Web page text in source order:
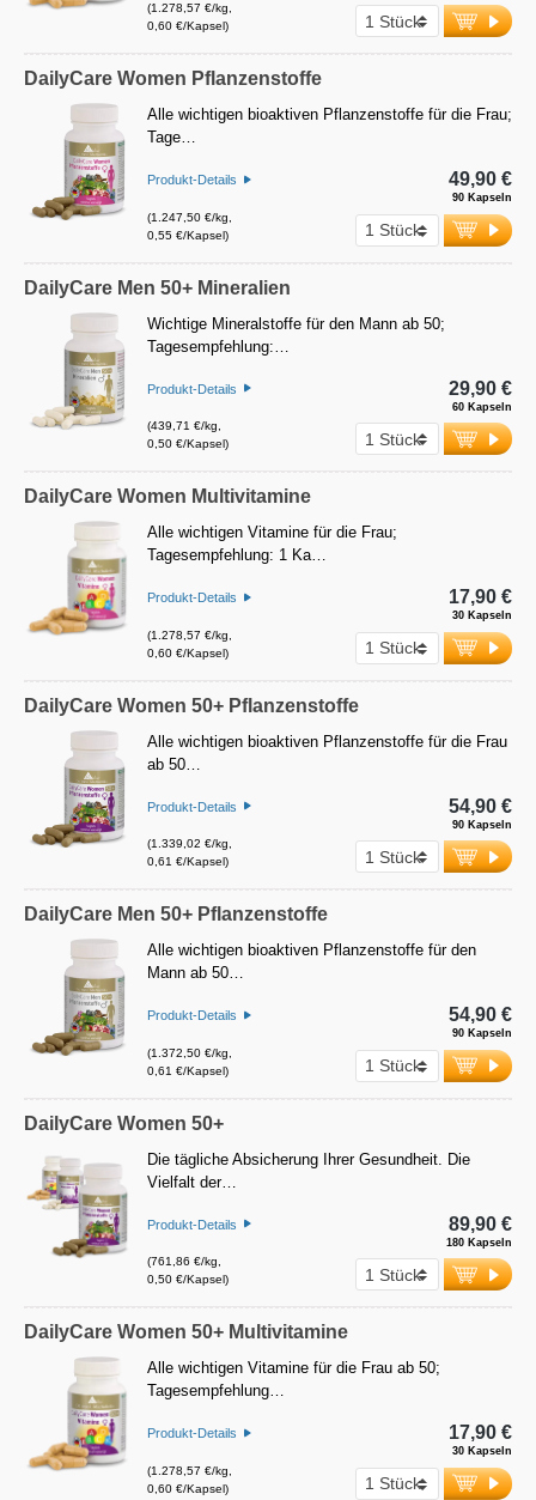
(1.278,57 €/kg,
0,60 €/Kapsel)
DailyCare Women Pflanzenstoffe
Alle wichtigen bioaktiven Pflanzenstoffe für die Frau;
Tage…
Produkt-Details
(1.247,50 €/kg,
0,55 €/Kapsel)
90 Kapseln
49,90 €
DailyCare Men 50+ Mineralien
Wichtige Mineralstoffe für den Mann ab 50;
Tagesempfehlung:…
Produkt-Details
(439,71 €/kg,
0,50 €/Kapsel)
60 Kapseln
29,90 €
DailyCare Women Multivitamine
Alle wichtigen Vitamine für die Frau;
Tagesempfehlung: 1 Ka…
Produkt-Details
(1.278,57 €/kg,
0,60 €/Kapsel)
30 Kapseln
17,90 €
DailyCare Women 50+ Pflanzenstoffe
Alle wichtigen bioaktiven Pflanzenstoffe für die Frau
ab 50…
Produkt-Details
(1.339,02 €/kg,
0,61 €/Kapsel)
90 Kapseln
54,90 €
DailyCare Men 50+ Pflanzenstoffe
Alle wichtigen bioaktiven Pflanzenstoffe für den
Mann ab 50…
Produkt-Details
(1.372,50 €/kg,
0,61 €/Kapsel)
90 Kapseln
54,90 €
DailyCare Women 50+
Die tägliche Absicherung Ihrer Gesundheit. Die
Vielfalt der…
Produkt-Details
(761,86 €/kg,
0,50 €/Kapsel)
180 Kapseln
89,90 €
DailyCare Women 50+ Multivitamine
Alle wichtigen Vitamine für die Frau ab 50;
Tagesempfehlung…
Produkt-Details
(1.278,57 €/kg,
0,60 €/Kapsel)
30 Kapseln
17,90 €